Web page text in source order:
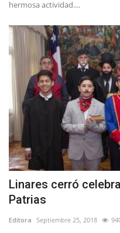
hermosa actividad....
Linares cerró
Patrias
Editora Septiembre 25, 2018